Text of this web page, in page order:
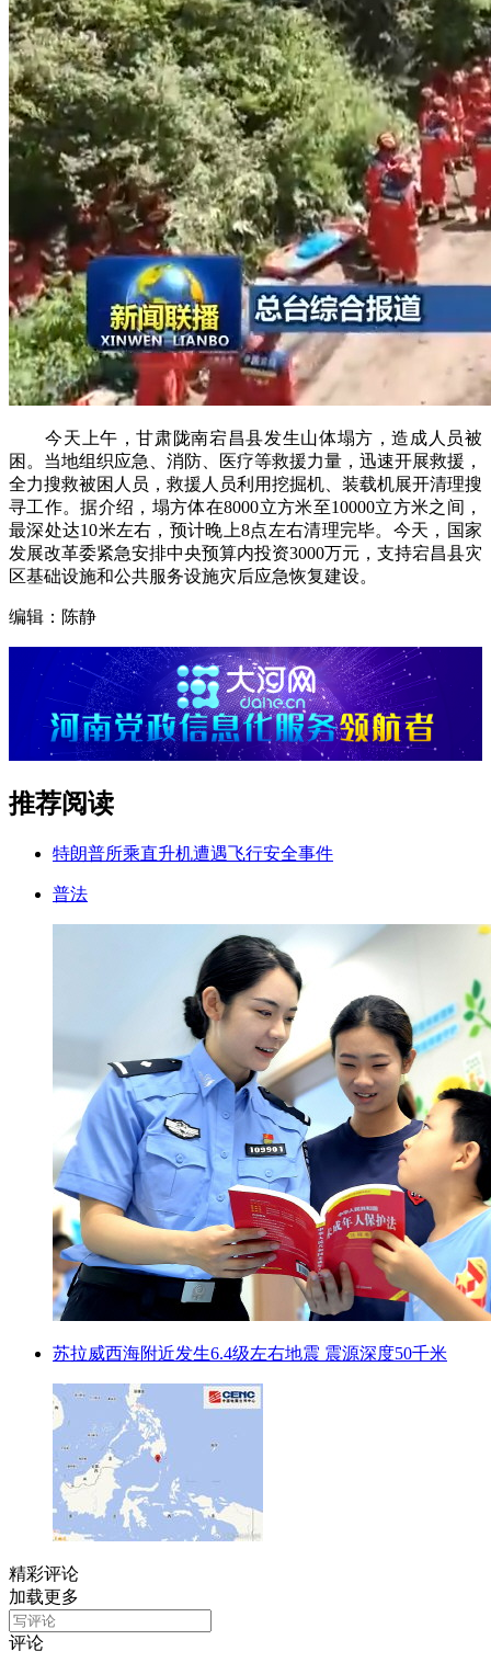
今天上午，甘肃陇南宕昌县发生山体塌方，造成人员被
困。当地组织应急、消防、医疗等救援力量，迅速开展救援，
全力搜救被困人员，救援人员利用挖掘机、装载机展开清理搜
寻工作。据介绍，塌方体在8000立方米至10000立方米之间，
最深处达10米左右，预计晚上8点左右清理完毕。今天，国家
发展改革委紧急安排中央预算内投资3000万元，支持宕昌县灾
区基础设施和公共服务设施灾后应急恢复建设。
编辑：陈静
推荐阅读
特朗普所乘直升机遭遇飞行安全事件
普法
苏拉威西海附近发生6.4级左右地震 震源深度50千米
精彩评论
加载更多
评论